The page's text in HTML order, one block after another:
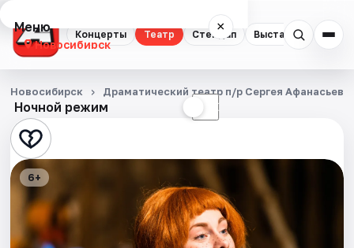
Концерты Театр Стендап Выставки
Меню ×
Новосибирск
Концерты
Театр
Стендап
Выставки
Квесты
Ночной режим ☾
Новосибирск Драматический театр п/р Сергея Афанасьева
6+